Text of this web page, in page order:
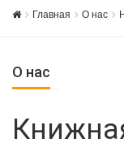
Главная О нас
О нас